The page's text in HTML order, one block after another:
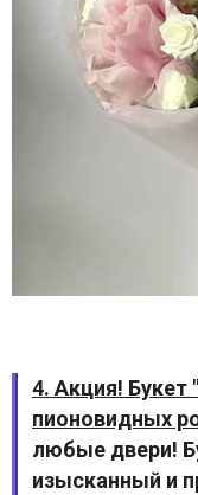
4. Акция!
пионовидных
любые двери!
изысканный и